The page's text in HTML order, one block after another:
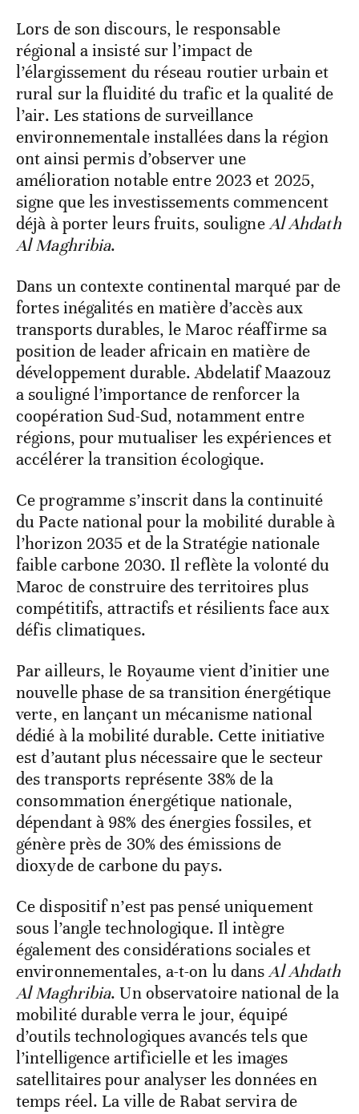
Lors de son discours, le responsable
régional a insisté sur l’impact de
l’élargissement du réseau routier urbain et
rural sur la fluidité du trafic et la qualité de
l’air. Les stations de surveillance
environnementale installées dans la région
ont ainsi permis d’observer une
amélioration notable entre 2023 et 2025,
signe que les investissements commencent
déjà à porter leurs fruits, souligneAl Ahdath
Al Maghribia.
Dans un contexte continental marqué par de
fortes inégalités en matière d’accès aux
transports durables, le Maroc réaffirme sa
position de leader africain en matière de
développement durable. Abdelatif Maazouz
a souligné l’importance de renforcer la
coopération Sud-Sud, notamment entre
régions, pour mutualiser les expériences et
accélérer la transition écologique.
Ce programme s’inscrit dans la continuité
du Pacte national pour la mobilité durable à
l’horizon 2035 et de la Stratégie nationale
faible carbone 2030. Il reflète la volonté du
Maroc de construire des territoires plus
compétitifs, attractifs et résilients face aux
défis climatiques.
Par ailleurs, le Royaume vient d’initier une
nouvelle phase de sa transition énergétique
verte, en lançant un mécanisme national
dédié à la mobilité durable. Cette initiative
est d’autant plus nécessaire que le secteur
des transports représente 38% de la
consommation énergétique nationale,
dépendant à 98% des énergies fossiles, et
génère près de 30% des émissions de
dioxyde de carbone du pays.
Ce dispositif n’est pas pensé uniquement
sous l’angle technologique. Il intègre
également des considérations sociales et
environnementales, a-t-on lu dansAl Ahdath
Al Maghribia. Un observatoire national de la
mobilité durable verra le jour, équipé
d’outils technologiques avancés tels que
l’intelligence artificielle et les images
satellitaires pour analyser les données en
temps réel. La ville de Rabat servira de